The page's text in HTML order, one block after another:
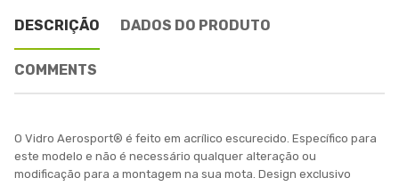
DESCRIÇÃO DADOS DO PRODUTO
COMMENTS
O Vidro Aerosport® é feito em acrílico escurecido. Específico para
este modelo e não é necessário qualquer alteração ou
modificação para a montagem na sua mota. Design exclusivo